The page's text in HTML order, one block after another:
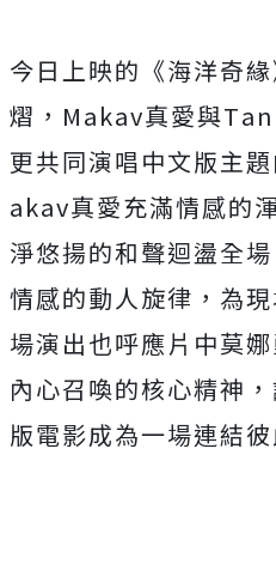
今日上映的《海洋奇
熠，Makav真愛與T
更共同演唱中文版主
akav真愛充滿情感的
淨悠揚的和聲迴盪全
情感的動人旋律，為
場演出也呼應片中莫
內心召喚的核心精神，
版電影成為一場連結